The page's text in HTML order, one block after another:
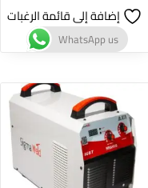
إضافة إلى قائمة الرغبات
WhatsApp us
السعر
الأصلي
هو:
39.000,00 EGP.